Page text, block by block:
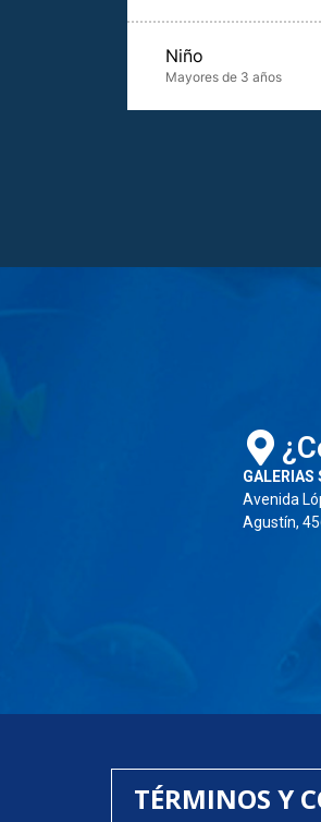
Niño
Mayores de 3 años
GALERIAS
Avenida
Agustín,
TÉRMINOS Y